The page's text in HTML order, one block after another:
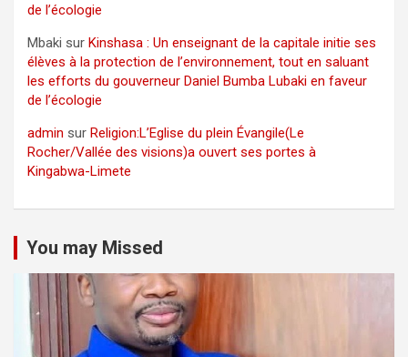
de l’écologie
Mbaki sur Kinshasa : Un enseignant de la capitale initie ses
élèves à la protection de l’environnement, tout en saluant
les efforts du gouverneur Daniel Bumba Lubaki en faveur
de l’écologie
admin sur Religion:L’Eglise du plein Évangile(Le
Rocher/Vallée des visions)a ouvert ses portes à
Kingabwa-Limete
You may Missed